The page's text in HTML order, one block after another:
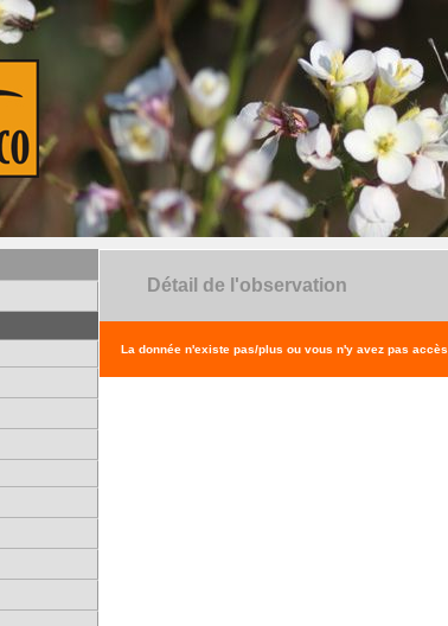
Détail de l'observation
La donnée n'existe pas/plus ou vous n'y avez pas accès.